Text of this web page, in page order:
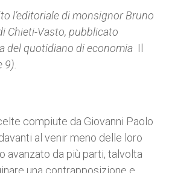
l’editoriale di monsignor Bruno
Chieti-Vasto, pubblicato
del quotidiano di economia Il
9).
compiute da Giovanni Paolo
al venir meno delle loro
avanzato da più parti, talvolta
una contrapposizione e